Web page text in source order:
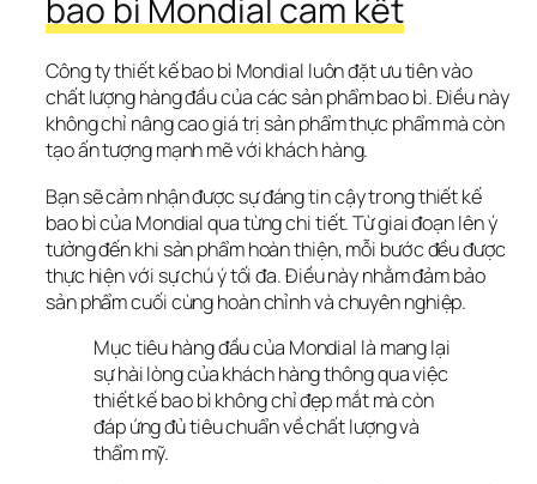
bao bì Mondial cam kết
Công ty thiết kế bao bì Mondial luôn đặt ưu tiên vào
chất lượng hàng đầu của các sản phẩm bao bì. Điều này
không chỉ nâng cao giá trị sản phẩm thực phẩm mà còn
tạo ấn tượng mạnh mẽ với khách hàng.
Bạn sẽ cảm nhận được sự đáng tin cậy trong thiết kế
bao bì của Mondial qua từng chi tiết. Từ giai đoạn lên ý
tưởng đến khi sản phẩm hoàn thiện, mỗi bước đều được
thực hiện với sự chú ý tối đa. Điều này nhằm đảm bảo
sản phẩm cuối cùng hoàn chỉnh và chuyên nghiệp.
sự hài lòng của khách hàng thông qua việc
thiết kế bao bì không chỉ đẹp mắt mà còn
đáp ứng đủ tiêu chuẩn về chất lượng và
thẩm mỹ.